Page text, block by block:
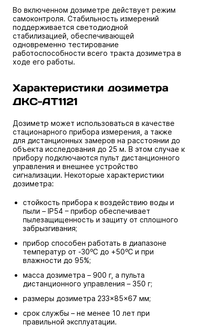
Во включенном дозиметре действует режим
самоконтроля. Стабильность измерений
поддерживается светодиодной
стабилизацией, обеспечивающей
одновременно тестирование
работоспособности всего тракта дозиметра в
ходе его работы.
Характеристики дозиметра
ДКС-АТ1121
Дозиметр может использоваться в качестве
стационарного прибора измерения, а также
для дистанционных замеров на расстоянии до
объекта исследования до 25 м. В этом случае к
прибору подключаются пульт дистанционного
управления и внешнее устройство
сигнализации. Некоторые характеристики
дозиметра:
стойкость прибора к воздействию воды и
пыли – IP54 – прибор обеспечивает
пылезащищенность и защиту от сплошного
забрызгивания;
прибор способен работать в диапазоне
температур от -30⁰С до +50⁰С и при
влажности до 95%;
масса дозиметра – 900 г, а пульта
дистанционного управления – 350 г;
размеры дозиметра 233×85×67 мм;
срок службы – не менее 10 лет при
правильной эксплуатации.